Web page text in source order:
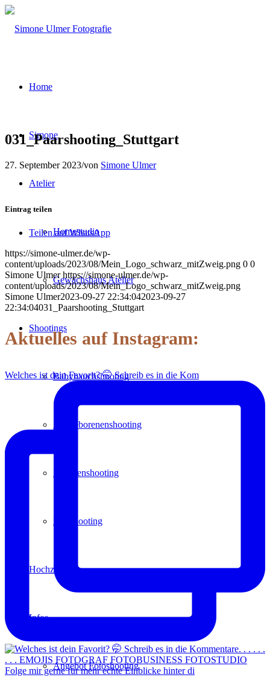
Home
Simone
Atelier
Homestudio
Gewächshaus Atelier
Shootings
Babybauchshooting
Neugeborenenshooting
Familienshooting
Paarshooting
Hochzeit
Infos
Angebot Fotoshooting
031_Paarshooting_Stuttgart
27. September 2023/von Simone Ulmer
Eintrag teilen
Teilen auf WhatsApp
https://simone-ulmer.de/wp-
content/uploads/2023/08/Mein_Logo_schwarz_mitZweig.png 0 0
Simone Ulmer https://simone-ulmer.de/wp-
content/uploads/2023/08/Mein_Logo_schwarz_mitZweig.png
Simone Ulmer2023-09-27 22:34:042023-09-27
22:34:04031_Paarshooting_Stuttgart
Aktuelles auf Instagram:
Welches ist dein Favorit? 🤭 Schreib es in die Kom
Folge mir gerne für mehr echte Einblicke hinter di